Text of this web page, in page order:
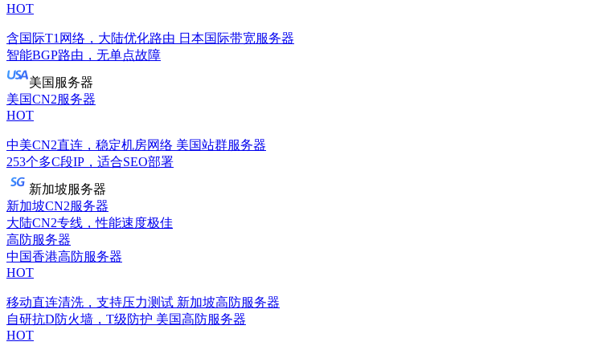
HOT
含国际T1网络，大陆优化路由 日本国际带宽服务器
智能BGP路由，无单点故障
美国服务器
美国CN2服务器
HOT
中美CN2直连，稳定机房网络 美国站群服务器
253个多C段IP，适合SEO部署
新加坡服务器
新加坡CN2服务器
大陆CN2专线，性能速度极佳
高防服务器
中国香港高防服务器
HOT
移动直连清洗，支持压力测试 新加坡高防服务器
自研抗D防火墙，T级防护 美国高防服务器
HOT